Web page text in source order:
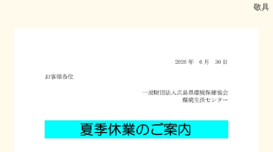
敬具